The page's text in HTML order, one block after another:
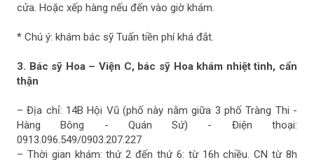
cửa. Hoặc xếp hàng nếu đến vào giờ khám.
* Chú ý: khám bác sỹ Tuấn tiền phí khá đắt.
3. Bác sỹ Hoa – Viện C, bác sỹ Hoa khám nhiệt tình, cẩn
thận
– Địa chỉ: 14B Hội Vũ (phố này nằm giữa 3 phố Tràng Thi -
Hàng Bông - Quán Sứ) - Điện thoại:
0913.096.549/0903.207.227
– Thời gian khám: thứ 2 đến thứ 6: từ 16h chiều. CN từ 8h